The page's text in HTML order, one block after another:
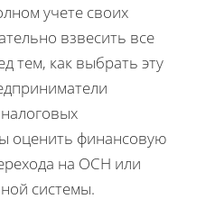
учете своих
взвесить все
тем, как выбрать эту
оценить финансовую
на ОСН или
системы.